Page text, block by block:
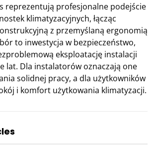
reprezentują profesjonalne podejście
klimatyzacyjnych, łącząc
z przemyślaną ergonomią
to inwestycja w bezpieczeństwo,
eksploatację instalacji
lat. Dla instalatorów oznaczają one
solidnej pracy, a dla użytkowników
i komfort użytkowania klimatyzacji.